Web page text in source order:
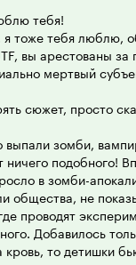
тебя!
тоже тебя люблю,
вы арестованы
мертвый
сюжет, просто
выпали зомби,
ничего подобного!
в зомби-
общества, не
проводят
Добавилось
кровь, то детишки